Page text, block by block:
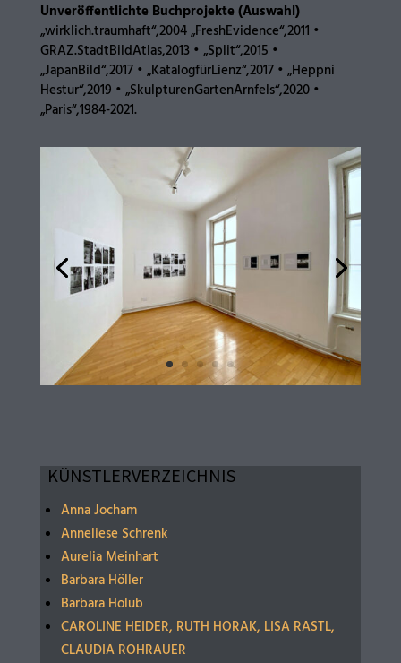
Unveröffentlichte Buchprojekte (Auswahl)
„wirklich.traumhaft“,2004 „FreshEvidence“,2011 •
GRAZ.StadtBildAtlas,2013 • „Split“,2015 •
„JapanBild“,2017 • „KatalogfürLienz“,2017 • „Heppni
Hestur“,2019 • „SkulpturenGartenArnfels“,2020 •
„Paris“,1984-2021.
KÜNSTLERVERZEICHNIS
Anna Jocham
Anneliese Schrenk
Aurelia Meinhart
Barbara Höller
Barbara Holub
CAROLINE HEIDER, RUTH HORAK, LISA RASTL,
CLAUDIA ROHRAUER